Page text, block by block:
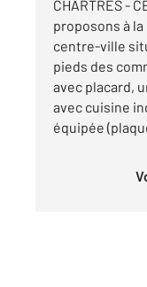
CHARTRES -
proposons à
centre-ville
pieds des
avec placard,
avec cuisine
équipée